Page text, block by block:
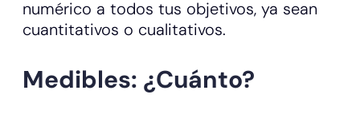
numérico a todos tus objetivos, ya sean
cuantitativos o cualitativos.
Medibles: ¿Cuánto?